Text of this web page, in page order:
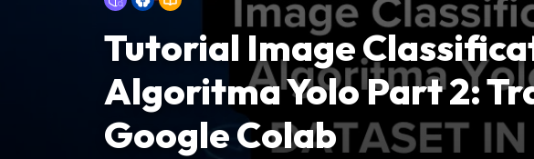
Tutorial Image
Algoritma Yolo Part 2:
Google Colab